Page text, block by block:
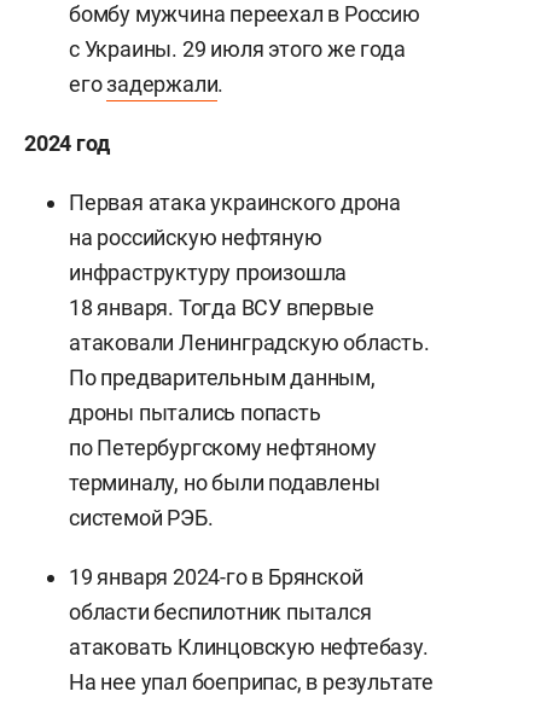
бомбу мужчина переехал в Россию
с Украины. 29 июля этого же года
егозадержали.
2024 год
Первая атака украинского дрона
на российскую нефтяную
инфраструктуру произошла
18 января. Тогда ВСУ впервые
атаковали Ленинградскую область.
По предварительным данным,
дроны пытались попасть
по Петербургскому нефтяному
терминалу, но были подавлены
системой РЭБ.
19 января 2024-го в Брянской
области беспилотник пытался
атаковать Клинцовскую нефтебазу.
На нее упал боеприпас, в результате